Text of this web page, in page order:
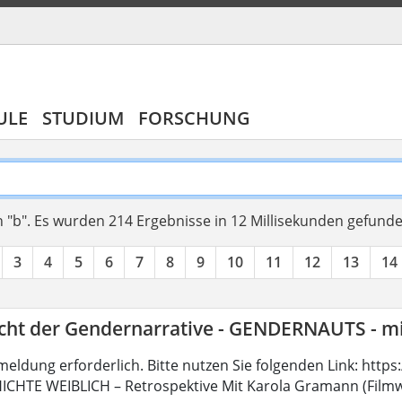
STUDIUM FORSCHUNG
"b". Es wurden 214 Ergebnisse in 12 Millisekunden
3 4 5 6 7 8 9 10 11 12 13 14
der Gendernarrative - GENDERNAUTS -
erforderlich. Bitte nutzen Sie folgenden Link:
WEIBLICH – Retrospektive Mit Karola Gramann